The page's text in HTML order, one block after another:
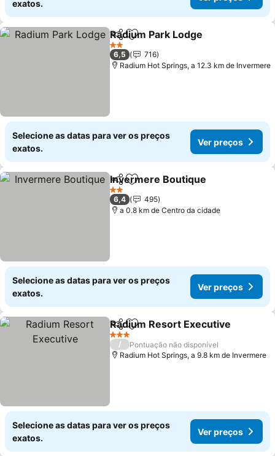
exatos.
PartilharAdicionar aos favoritos
Radium Park Lodge
2 Estrelas
6,5
716
Radium Hot Springs, a 12.3 km de Invermere
Selecione as datas para ver os preços
exatos.
Ver preços
PartilharAdicionar aos favoritos
Invermere Boutique
2 Estrelas
6,4
495
a 0.8 km de Centro da cidade
Selecione as datas para ver os preços
exatos.
Ver preços
PartilharAdicionar aos favoritos
Radium Resort Executive
3 Estrelas
/
Pontuação não disponível
Radium Hot Springs, a 9.8 km de Invermere
Selecione as datas para ver os preços
exatos.
Ver preços